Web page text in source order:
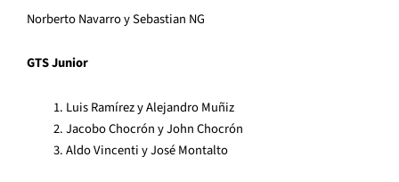
Norberto Navarro y Sebastian NG
GTS Junior
Luis Ramírez y Alejandro Muñiz
Jacobo Chocrón y John Chocrón
Aldo Vincenti y José Montalto